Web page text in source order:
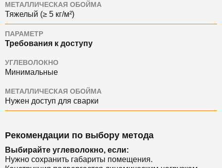
МЕТАЛЛИЧЕСКАЯ ОБОЙМА
Тяжелый (≥ 5 кг/м²)
ПАРАМЕТР
Требования к доступу
УГЛЕВОЛОКНО
Минимальные
МЕТАЛЛИЧЕСКАЯ ОБОЙМА
Нужен доступ для сварки
Рекомендации по выбору метода
Выбирайте углеволокно, если:
Нужно сохранить габариты помещения.